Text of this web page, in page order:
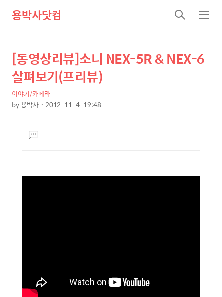
용박사닷컴
검
색
메
뉴
상
세
컨
텐
본
문
제
목
[동영상리뷰]소니 NEX-5R & NEX-6
살펴보기(프리뷰)
이야기/카메라
by용박사 2012. 11. 4. 19:48
댓
글